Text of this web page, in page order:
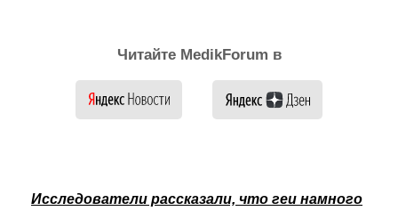
Читайте MedikForum в
Исследователи рассказали, что геи намного